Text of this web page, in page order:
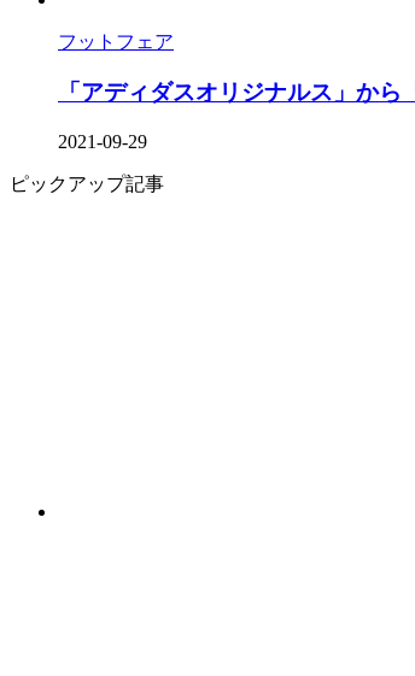
フットフェア
「アディダスオリジナルス」か
2021-09-29
ピックアップ記事